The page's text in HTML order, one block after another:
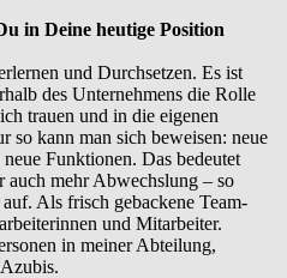
in Deine heutige Position
und Durchsetzen. Es ist
des Unternehmens die Rolle
trauen und in die eigenen
so kann man sich beweisen: neue
Funktionen. Das bedeutet
auch mehr Abwechslung – so
Als frisch gebackene Team-
und Mitarbeiter.
in meiner Abteilung,